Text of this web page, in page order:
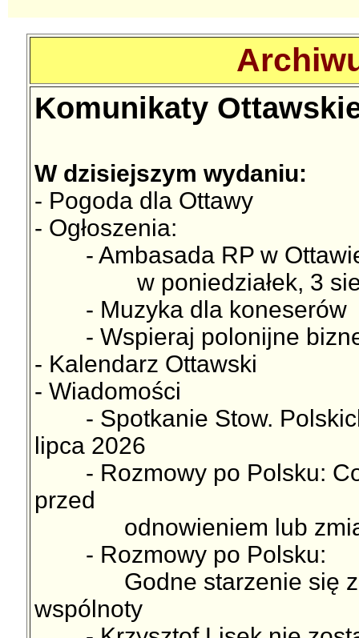
Komunikaty
W dzisiejszym wydaniu:
- Pogoda dla Ottawy
- Ogłoszenia:
- Ambasada RP w
w poniedziałek, 3
- Muzyka dla koneserów
- Wspieraj polonijne
- Kalendarz Ottawski
- Wiadomości
- Spotkanie Stow.
lipca 2026
- Rozmowy po Polsku: Co
przed
odnowieniem lub
- Rozmowy po Polsku:
Godne starzenie się z
wspólnoty